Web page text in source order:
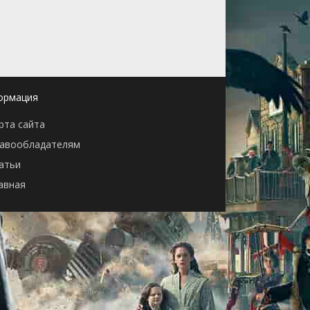
сайта